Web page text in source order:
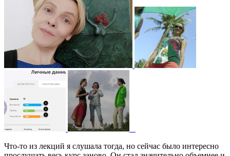
Что-то из лекций я слушала тогда, но сейчас было интересно